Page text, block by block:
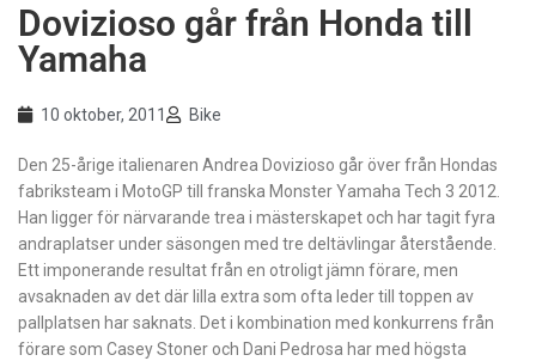
Dovizioso går från Honda till
Yamaha
10 oktober, 2011 Bike
Den 25-årige italienaren Andrea Dovizioso går över från Hondas
fabriksteam i MotoGP till franska Monster Yamaha Tech 3 2012.
Han ligger för närvarande trea i mästerskapet och har tagit fyra
andraplatser under säsongen med tre deltävlingar återstående.
Ett imponerande resultat från en otroligt jämn förare, men
avsaknaden av det där lilla extra som ofta leder till toppen av
pallplatsen har saknats. Det i kombination med konkurrens från
förare som Casey Stoner och Dani Pedrosa har med högsta